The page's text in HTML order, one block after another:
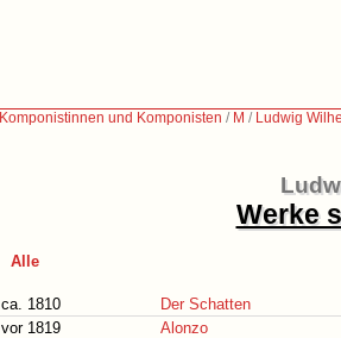
Komponistinnen und Komponisten / M / Ludwig
Werke
Alle
ca. 1810
Der Schatten
vor 1819
Alonzo